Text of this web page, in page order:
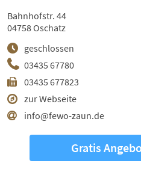
03435 67780
03435 677823
zur Webseite
info@fewo-zaun.de
geschlossen
Bahnhofstr. 44
04758 Oschatz
Gratis